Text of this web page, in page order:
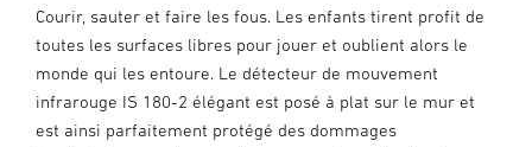
Courir, sauter et faire les fous. Les enfants tirent profit de
toutes les surfaces libres pour jouer et oublient alors le
monde qui les entoure. Le détecteur de mouvement
infrarouge IS 180-2 élégant est posé à plat sur le mur et
est ainsi parfaitement protégé des dommages